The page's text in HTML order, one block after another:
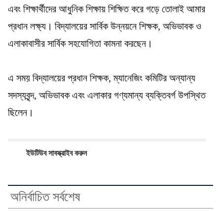
এবং শিক্ষার্থীদের আধুনিক শিক্ষায় শিক্ষিত করে গড়ে তোলাই আমার
প্রধান লক্ষ্য। বিদ্যালয়ের সার্বিক উন্নয়নে শিক্ষক, অভিভাবক ও
এলাকাবাসীর সার্বিক সহযোগিতা কামনা করছেন।
এ সময় বিদ্যালয়ের প্রধান শিক্ষক, ম্যানেজিং কমিটির অন্যান্য
সদস্যবৃন্দ, অভিভাবক এবং এলাকার গণ্যমান্য ব্যক্তিবর্গ উপস্থিত
ছিলেন।
ইউটিউব সাবস্ক্রাইব করুন
অনির্বাচিত সর্বশেষ